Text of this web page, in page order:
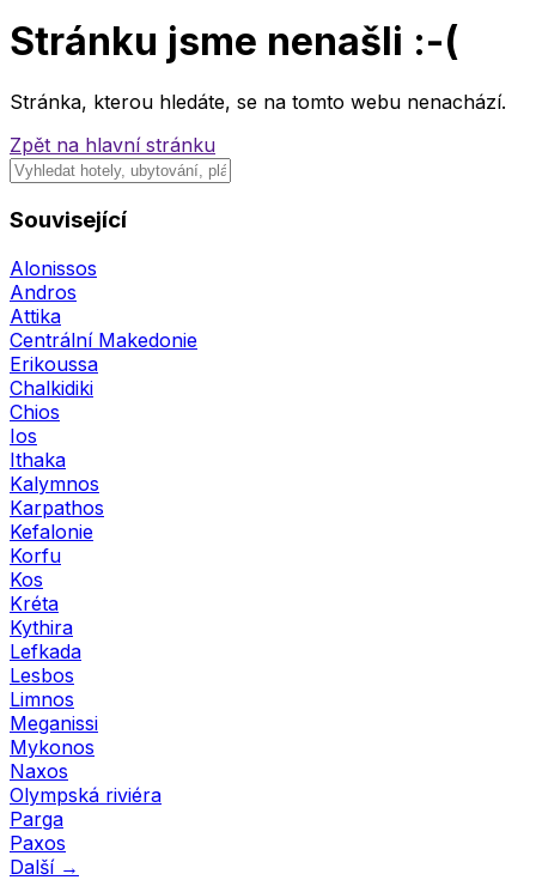
Stránku jsme nenašli :-(
Stránka, kterou hledáte, se na tomto webu nenachází.
Zpět na hlavní stránku
Související
Alonissos
Andros
Attika
Centrální Makedonie
Erikoussa
Chalkidiki
Chios
Ios
Ithaka
Kalymnos
Karpathos
Kefalonie
Korfu
Kos
Kréta
Kythira
Lefkada
Lesbos
Limnos
Meganissi
Mykonos
Naxos
Olympská riviéra
Parga
Paxos
Další →